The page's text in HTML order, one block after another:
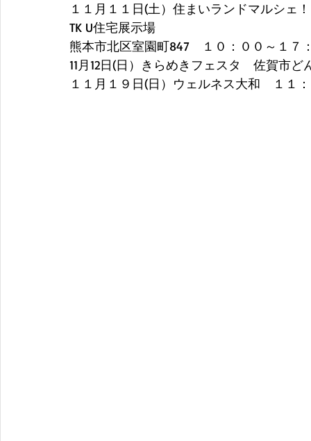
１１月１１日(土）住まいランドマルシェ
TK U住宅展示場
熊本市北区室園町847　１０：００～１７
11月12日(日）きらめきフェスタ　佐賀市
１１月１９日(日）ウェルネス大和　１１